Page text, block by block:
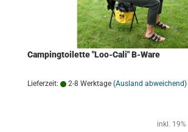
Campingtoilette "Loo-Cali" B-Ware
Lieferzeit: 2-8 Werktage (Ausland abweichend)
inkl.